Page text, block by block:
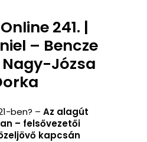
241. |
– Bencze
Józsa
ben? –Az alagút
– felsővezetői
kapcsán